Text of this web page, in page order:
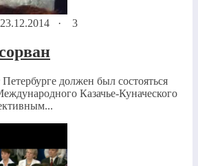
23.12.2014 · 3
должен был состояться
Казачье-Куначеского